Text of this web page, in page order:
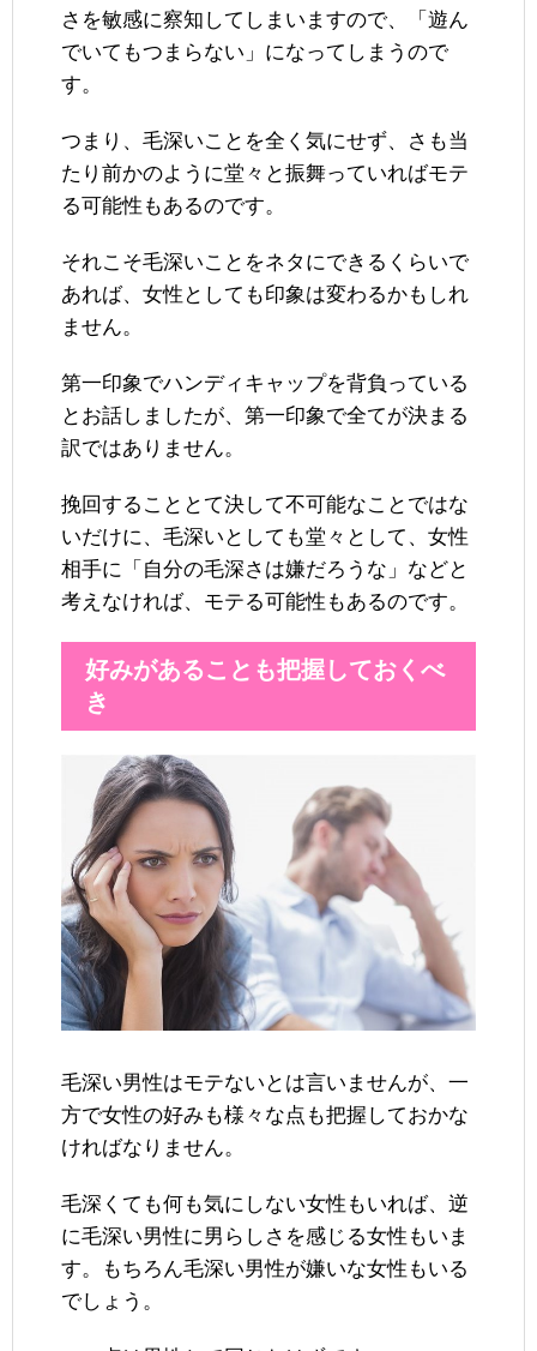
さを敏感に察知してしまいますので、「遊ん
でいてもつまらない」になってしまうので
す。
つまり、毛深いことを全く気にせず、さも当
たり前かのように堂々と振舞っていればモテ
る可能性もあるのです。
それこそ毛深いことをネタにできるくらいで
あれば、女性としても印象は変わるかもしれ
ません。
第一印象でハンディキャップを背負っている
とお話しましたが、第一印象で全てが決まる
訳ではありません。
挽回することとて決して不可能なことではな
いだけに、毛深いとしても堂々として、女性
相手に「自分の毛深さは嫌だろうな」などと
考えなければ、モテる可能性もあるのです。
好みがあることも把握しておくべ
き
毛深い男性はモテないとは言いませんが、一
方で女性の好みも様々な点も把握しておかな
ければなりません。
毛深くても何も気にしない女性もいれば、逆
に毛深い男性に男らしさを感じる女性もいま
す。もちろん毛深い男性が嫌いな女性もいる
でしょう。